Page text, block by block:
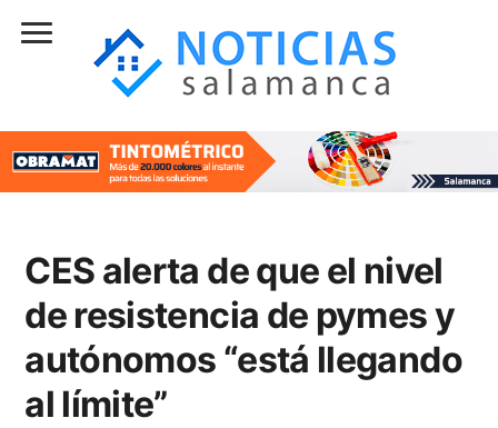
CES alerta de que el nivel
de resistencia de pymes y
autónomos “está llegando
al límite”